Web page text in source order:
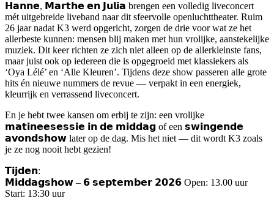
𝗛𝗮𝗻𝗻𝗲, 𝗠𝗮𝗿𝘁𝗵𝗲 𝗲𝗻 𝗝𝘂𝗹𝗶𝗮 brengen een volledig liveconcert
mét uitgebreide liveband naar dit sfeervolle openluchttheater. Ruim
26 jaar nadat K3 werd opgericht, zorgen de drie voor wat ze het
allerbeste kunnen: mensen blij maken met hun vrolijke, aanstekelijke
muziek. Dit keer richten ze zich niet alleen op de allerkleinste fans,
maar juist ook op iedereen die is opgegroeid met klassiekers als
‘Oya Lélé’ en ‘Alle Kleuren’. Tijdens deze show passeren alle grote
hits én nieuwe nummers de revue — verpakt in een energiek,
kleurrijk en verrassend liveconcert.
En je hebt twee kansen om erbij te zijn: een vrolijke
𝗺𝗮𝘁𝗶𝗻𝗲𝗲𝘀𝗲𝘀𝘀𝗶𝗲 𝗶𝗻 𝗱𝗲 𝗺𝗶𝗱𝗱𝗮𝗴 of een 𝘀𝘄𝗶𝗻𝗴𝗲𝗻𝗱𝗲
𝗮𝘃𝗼𝗻𝗱𝘀𝗵𝗼𝘄 later op de dag. Mis het niet — dit wordt K3 zoals
je ze nog nooit hebt gezien!
𝗧𝗶𝗷𝗱𝗲𝗻:
𝗠𝗶𝗱𝗱𝗮𝗴𝘀𝗵𝗼𝘄 – 𝟲 𝘀𝗲𝗽𝘁𝗲𝗺𝗯𝗲𝗿 𝟮𝟬𝟮𝟲 Open: 13.00 uur
Start: 13:30 uur